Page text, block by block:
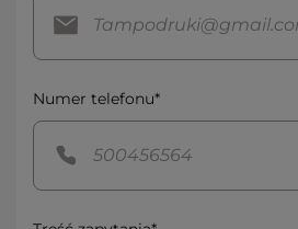
Numer telefonu*